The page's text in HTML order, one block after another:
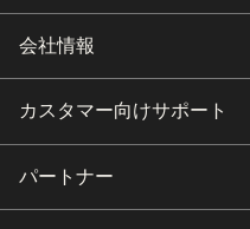
会社情報
カスタマー向けサポート
パートナー